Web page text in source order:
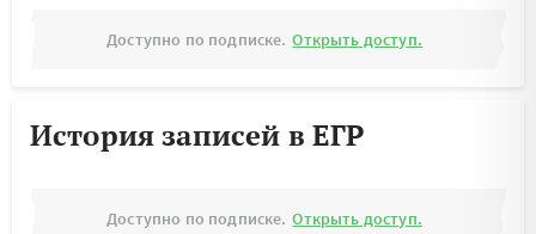
Доступно по подписке. Открыть доступ.
История записей в ЕГР
Доступно по подписке. Открыть доступ.